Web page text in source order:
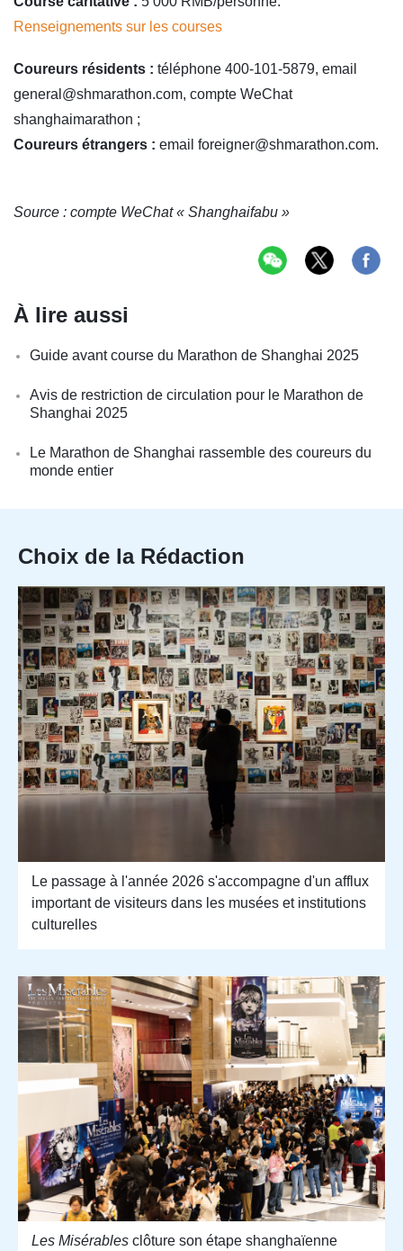
Renseignements sur les courses
Coureurs résidents : téléphone 400-101-5879, email
general@shmarathon.com, compte WeChat
shanghaimarathon ;
Coureurs étrangers : email foreigner@shmarathon.com.
Source : compte WeChat « Shanghaifabu »
À lire aussi
Guide avant course du Marathon de Shanghai 2025
Avis de restriction de circulation pour le Marathon de
Shanghai 2025
Le Marathon de Shanghai rassemble des coureurs du
monde entier
Choix de la Rédaction
Le passage à l'année 2026 s'accompagne d'un afflux
important de visiteurs dans les musées et institutions
culturelles
Les Misérables clôture son étape shanghaïenne